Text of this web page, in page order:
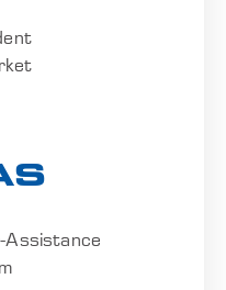
Assistance